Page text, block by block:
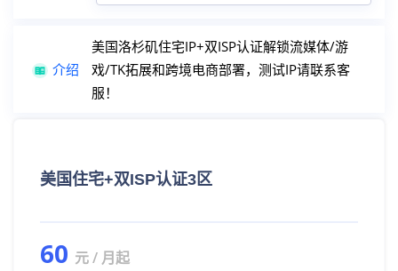
注册/登陆
韩国首尔 广播IP+首尔直连线路
介绍
美国洛杉矶住宅IP+双ISP认证解锁流媒体/游
戏/TK拓展和跨境电商部署，测试IP请联系客
服！
美国住宅+双ISP认证3区
60 元 / 月起